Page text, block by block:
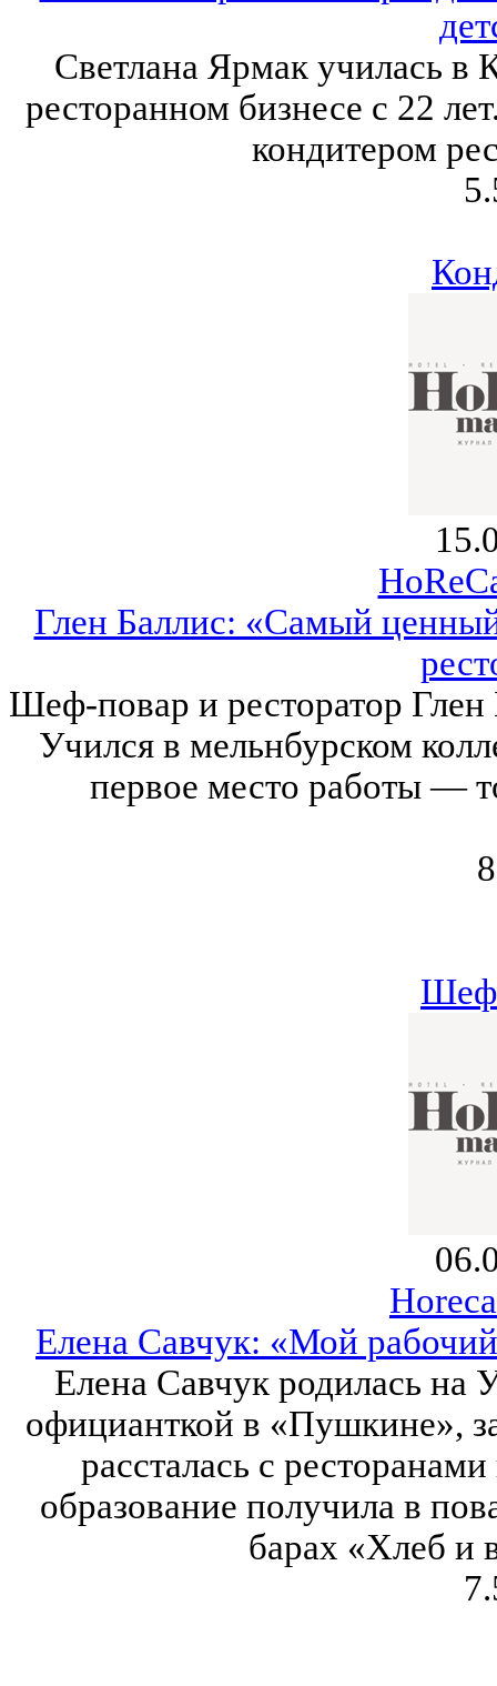
Светлана Ярмак училась в
ресторанном бизнесе с 22
кондитером
Глен Баллис: «Самый
Шеф-повар и ресторатор Глен
Учился в мельнбурском
первое место работы —
Елена Савчук: «Мой
Елена Савчук родилась на
официанткой в «Пушкине»,
рассталась с
образование получила в
барах «Хлеб и